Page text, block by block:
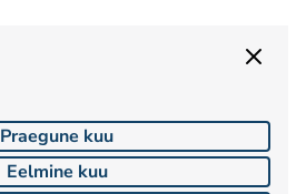
Praegune kuu
Eelmine kuu